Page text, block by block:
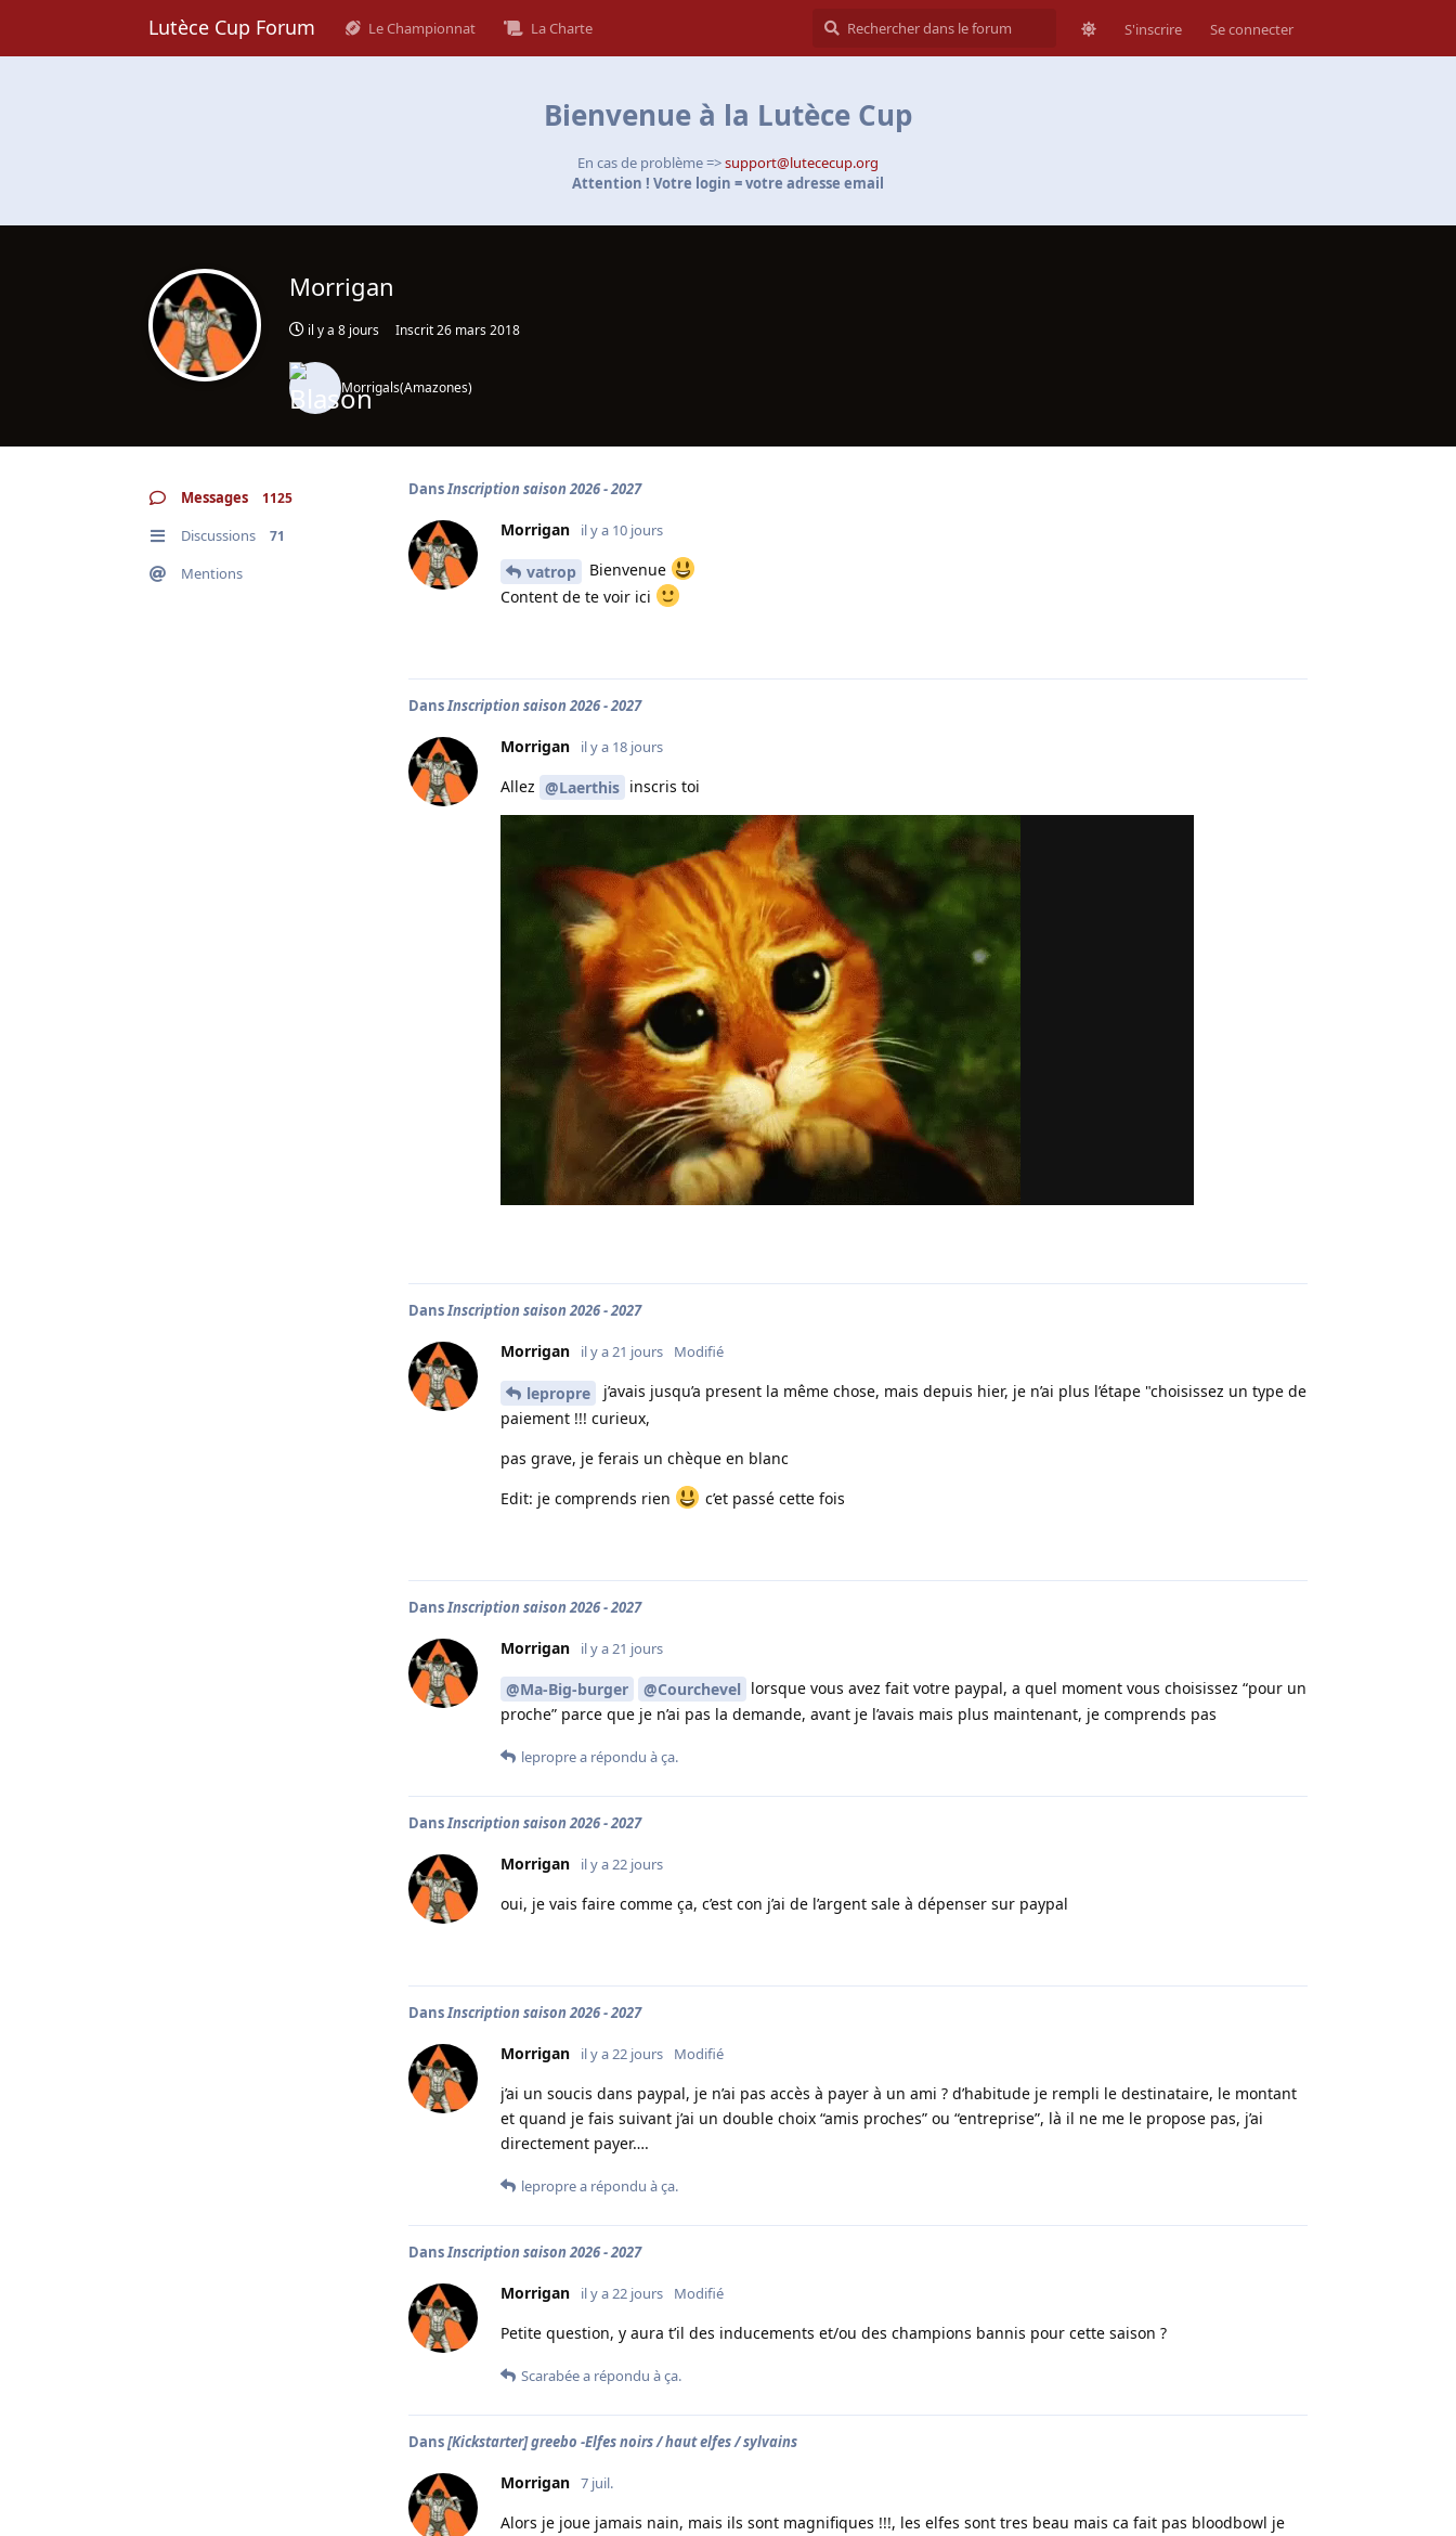
Lutèce Cup Forum Le Championnat La Charte S'inscrire Se connecter
Bienvenue à la Lutèce Cup
En cas de problème =>support@lutececup.org
Attention ! Votre login = votre adresse email
Morrigan
il y a 8 jours Inscrit26 mars 2018
Morrigals(Amazones)
Messages 1125
Discussions 71
Mentions
DansInscription saison 2026 - 2027
Morrigan il y a 10 jours
vatrop
Bienvenue
Content de te voir ici
DansInscription saison 2026 - 2027
Morrigan il y a 18 jours
Allez @Laerthis inscris toi
DansInscription saison 2026 - 2027
Morrigan il y a 21 jours Modifié
lepropre
j’avais jusqu’a present la même chose, mais depuis hier, je n’ai plus l’étape "choisissez un type de
paiement !!! curieux,
pas grave, je ferais un chèque en blanc
Edit: je comprends rien
c’et passé cette fois
DansInscription saison 2026 - 2027
Morrigan il y a 21 jours
@Ma-Big-burger @Courchevel lorsque vous avez fait votre paypal, a quel moment vous choisissez “pour un
proche” parce que je n’ai pas la demande, avant je l’avais mais plus maintenant, je comprends pas
leproprea répondu à ça.
DansInscription saison 2026 - 2027
Morrigan il y a 22 jours
oui, je vais faire comme ça, c’est con j’ai de l’argent sale à dépenser sur paypal
DansInscription saison 2026 - 2027
Morrigan il y a 22 jours Modifié
j’ai un soucis dans paypal, je n’ai pas accès à payer à un ami ? d’habitude je rempli le destinataire, le montant
et quand je fais suivant j’ai un double choix “amis proches” ou “entreprise”, là il ne me le propose pas, j’ai
directement payer….
leproprea répondu à ça.
DansInscription saison 2026 - 2027
Morrigan il y a 22 jours Modifié
Petite question, y aura t’il des inducements et/ou des champions bannis pour cette saison ?
Scarabéea répondu à ça.
Dans[Kickstarter] greebo -Elfes noirs / haut elfes / sylvains
Morrigan 7 juil.
Alors je joue jamais nain, mais ils sont magnifiques !!!, les elfes sont tres beau mais ca fait pas bloodbowl je